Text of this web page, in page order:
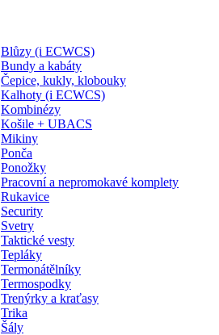
Blůzy (i ECWCS)
Bundy a kabáty
Čepice, kukly, klobouky
Kalhoty (i ECWCS)
Kombinézy
Košile + UBACS
Mikiny
Ponča
Ponožky
Pracovní a nepromokavé komplety
Rukavice
Security
Svetry
Taktické vesty
Tepláky
Termonátělníky
Termospodky
Trenýrky a kraťasy
Trika
Šály